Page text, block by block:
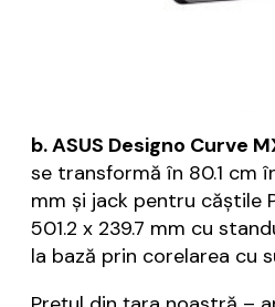
b. ASUS Designo Curve
se transformă în 80.1 cm
mm și jack pentru căștile
501.2 x 239.7 mm cu
la bază prin corelarea cu